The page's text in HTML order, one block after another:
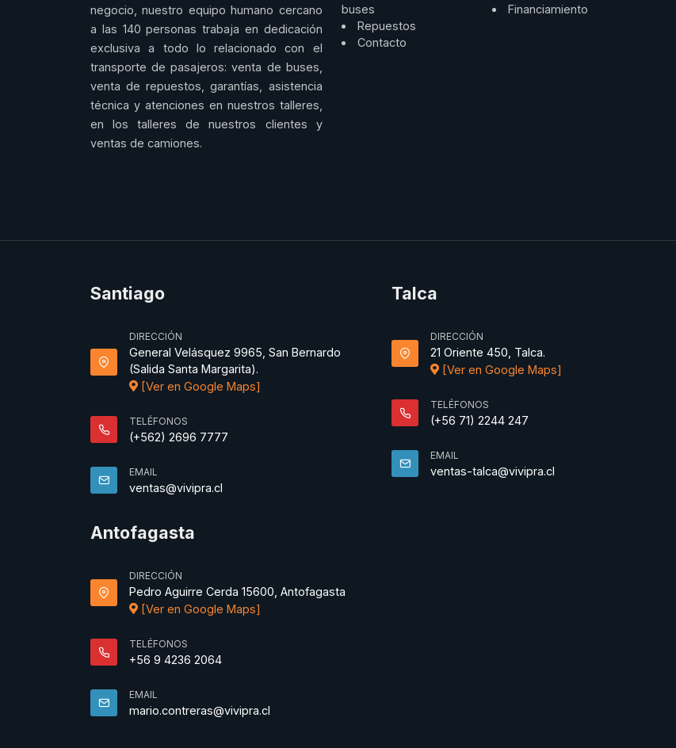
negocio, nuestro equipo humano cercano
a las 140 personas trabaja en dedicación
exclusiva a todo lo relacionado con el
transporte de pasajeros: venta de buses,
venta de repuestos, garantías, asistencia
técnica y atenciones en nuestros talleres,
en los talleres de nuestros clientes y
ventas de camiones.
buses
Repuestos
Contacto
Financiamiento
Santiago
DIRECCIÓN
General Velásquez 9965, San Bernardo
(Salida Santa Margarita).
[Ver en Google Maps]
TELÉFONOS
(+562) 2696 7777
EMAIL
ventas@vivipra.cl
Talca
DIRECCIÓN
21 Oriente 450, Talca.
[Ver en Google Maps]
TELÉFONOS
(+56 71) 2244 247
EMAIL
ventas-talca@vivipra.cl
Antofagasta
DIRECCIÓN
Pedro Aguirre Cerda 15600, Antofagasta
[Ver en Google Maps]
TELÉFONOS
+56 9 4236 2064
EMAIL
mario.contreras@vivipra.cl